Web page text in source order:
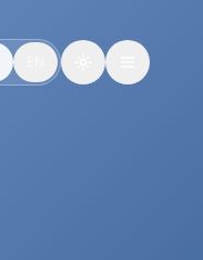
Toggle theme